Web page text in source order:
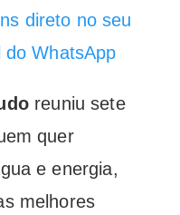
direto no seu
WhatsApp
reuniu sete
quer
e energia,
melhores